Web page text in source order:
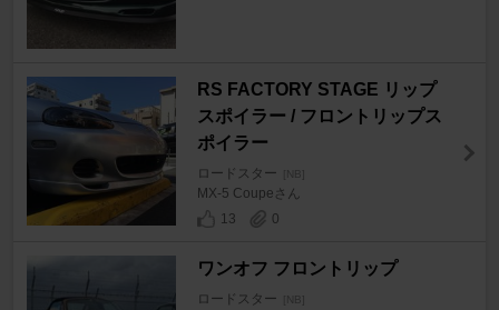
RS FACTORY STAGE リップ
スポイラー / フロントリップス
ポイラー
ロードスター [NB]
MX-5 Coupeさん
13
0
ワンオフ フロントリップ
ロードスター